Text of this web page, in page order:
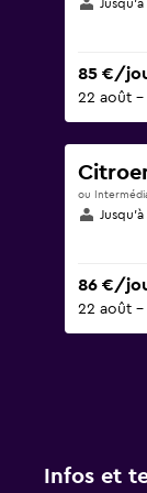
85 €/
22 août -
ou
86 €/
22 août -
Infos et